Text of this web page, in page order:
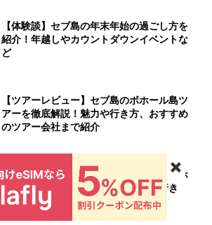
【体験談】セブ島の年末年始の過ごし方を
紹介！年越しやカウントダウンイベントな
ど
【ツアーレビュー】セブ島のボホール島ツ
アーを徹底解説！魅力や行き方、おすすめ
のツアー会社まで紹介
【ツアーレビュー】セブ島のアイランドホ
ッピングツアーを徹底解説！魅力や行き
方、おすすめのツアー会社まで紹介
✖️